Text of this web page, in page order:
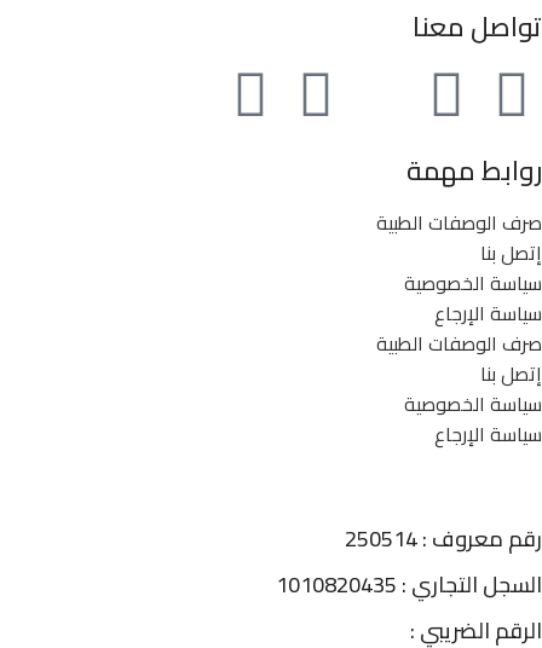
تواصل معنا
روابط مهمة
صرف الوصفات الطبية
إتصل بنا
سياسة الخصوصية
سياسة الإرجاع
صرف الوصفات الطبية
إتصل بنا
سياسة الخصوصية
سياسة الإرجاع
رقم معروف : 250514
السجل التجاري : 1010820435
الرقم الضريبي :